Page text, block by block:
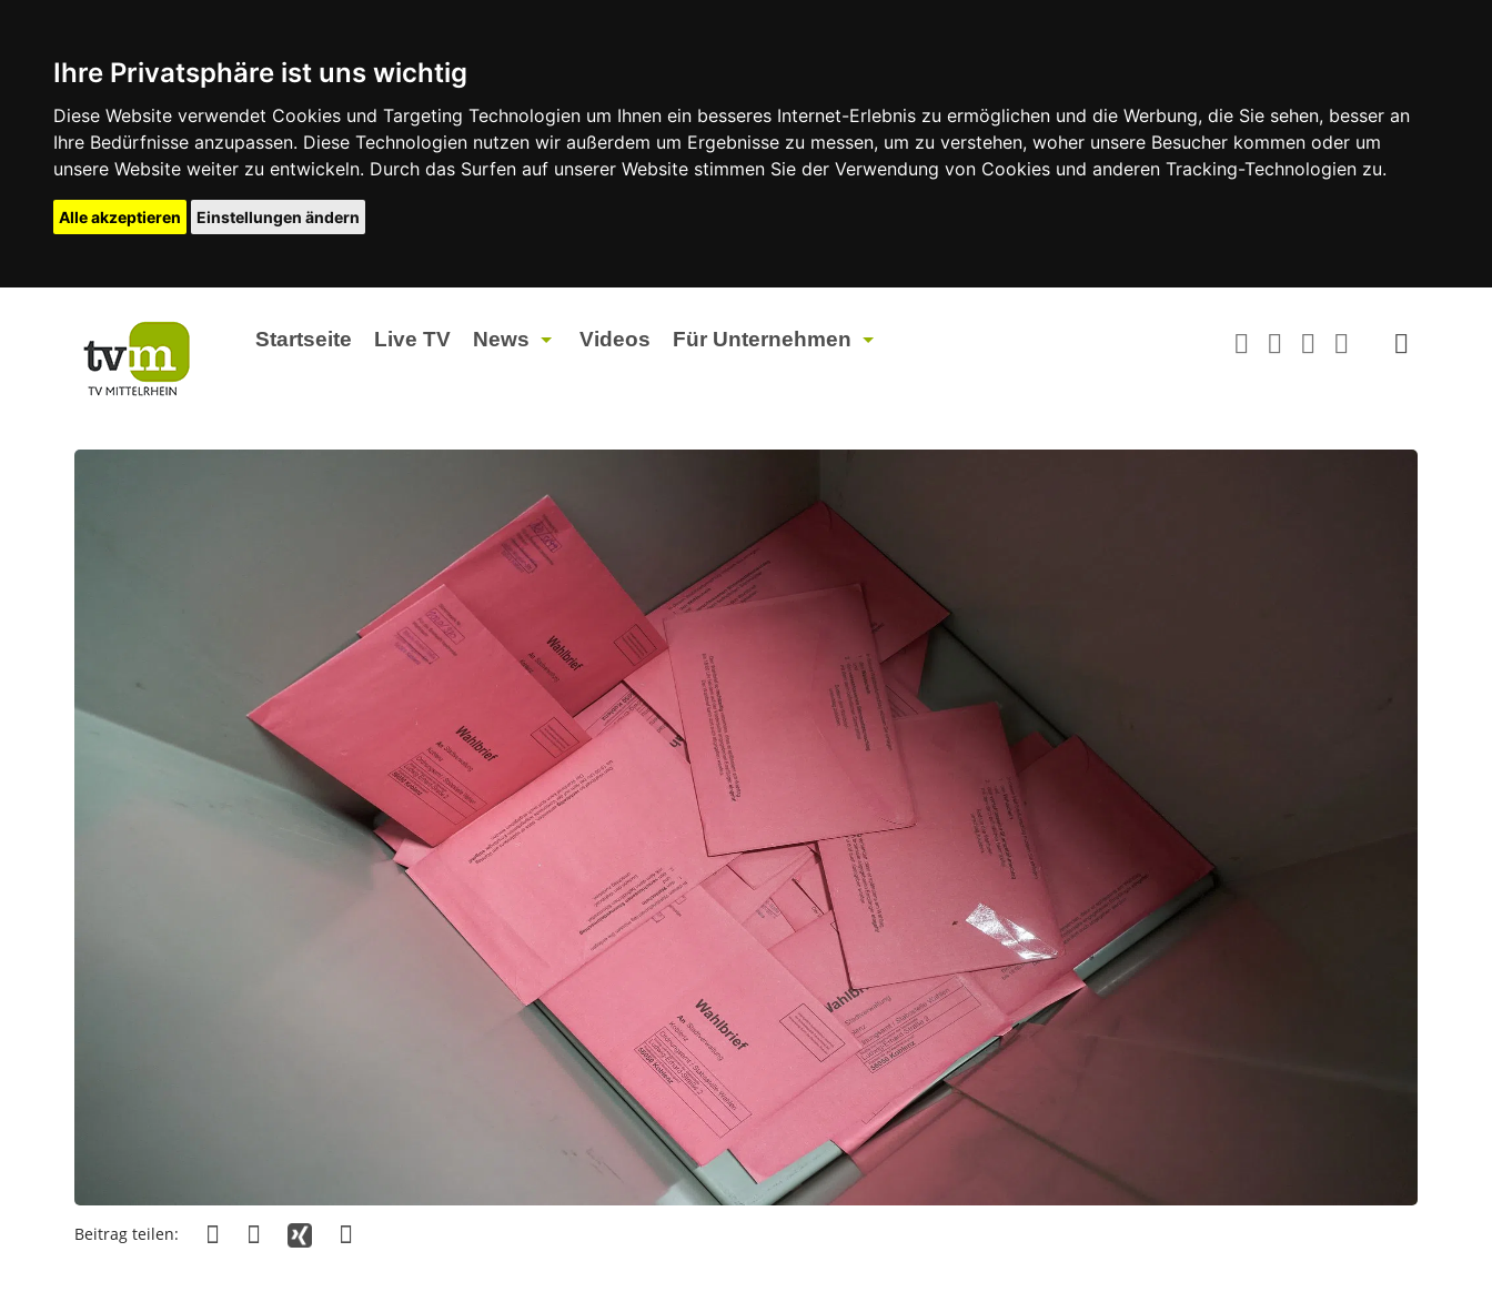
Ihre Privatsphäre ist uns wichtig
Diese Website verwendet Cookies und Targeting Technologien um Ihnen ein besseres Internet-Erlebnis zu ermöglichen und die Werbung, die Sie sehen, besser an
Ihre Bedürfnisse anzupassen. Diese Technologien nutzen wir außerdem um Ergebnisse zu messen, um zu verstehen, woher unsere Besucher kommen oder um
unsere Website weiter zu entwickeln. Durch das Surfen auf unserer Website stimmen Sie der Verwendung von Cookies und anderen Tracking-Technologien zu.
Alle akzeptieren Einstellungen ändern
Startseite Live TV News
Landtagswahlen 2026
Lokales
Partner Content
Sport
Videos Für Unternehmen
Beitrag teilen: